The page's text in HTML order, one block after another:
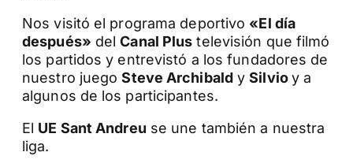
Nos visitó el programa deportivo «El día
después» delCanal Plus televisión que filmó
los partidos y entrevistó a los fundadores de
nuestro juegoSteve ArchibaldySilvioy a
algunos de los participantes.
El UE Sant Andreu se une también a nuestra
liga.